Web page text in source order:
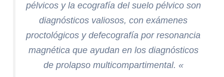
pélvicos y la ecografía del suelo pélvico son
diagnósticos valiosos, con exámenes
proctológicos y defecografía por resonancia
magnética que ayudan en los diagnósticos
de prolapso multicompartimental. «